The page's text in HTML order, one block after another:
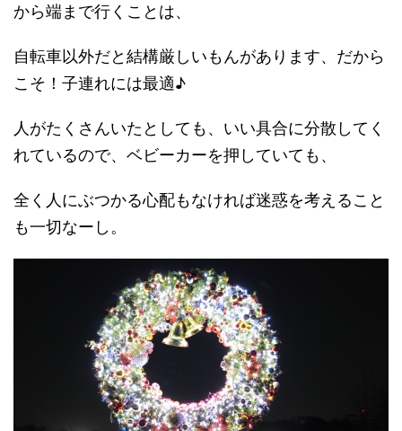
から端まで行くことは、
自転車以外だと結構厳しいもんがあります、だから
こそ！子連れには最適♪
人がたくさんいたとしても、いい具合に分散してく
れているので、ベビーカーを押していても、
全く人にぶつかる心配もなければ迷惑を考えること
も一切なーし。